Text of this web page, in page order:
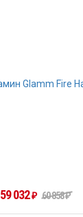
59 032₽ 60 858₽